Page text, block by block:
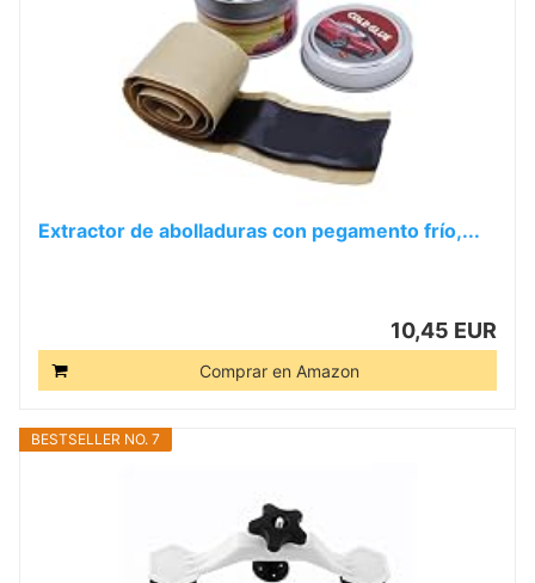
Extractor de abolladuras con pegamento frío,...
10,45 EUR
Comprar en Amazon
BESTSELLER NO. 7